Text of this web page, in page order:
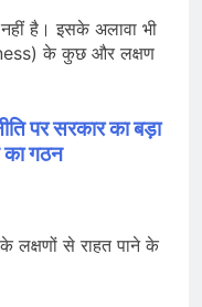
है। इसके अलावा भी
के कुछ और लक्षण
पर सरकार का बड़ा
का गठन
लक्षणों से राहत पाने के